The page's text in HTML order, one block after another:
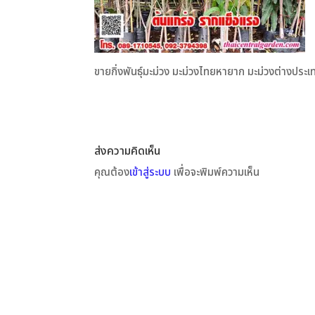
ขายกิ่งพันธุ์มะม่วง มะม่วงไทยหายาก มะม่วงต่างประเ
ส่งความคิดเห็น
คุณต้องเข้าสู่ระบบ เพื่อจะพิมพ์ความเห็น